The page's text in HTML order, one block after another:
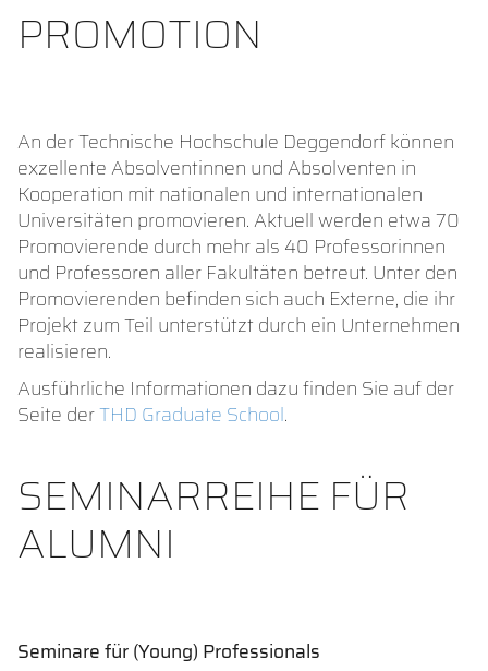
PROMOTION
An der Technische Hochschule Deggendorf können
exzellente Absolventinnen und Absolventen in
Kooperation mit nationalen und internationalen
Universitäten promovieren. Aktuell werden etwa 70
Promovierende durch mehr als 40 Professorinnen
und Professoren aller Fakultäten betreut. Unter den
Promovierenden befinden sich auch Externe, die ihr
Projekt zum Teil unterstützt durch ein Unternehmen
realisieren.
Ausführliche Informationen dazu finden Sie auf der
Seite derTHD Graduate School.
SEMINARREIHE FÜR
ALUMNI
Seminare für (Young) Professionals